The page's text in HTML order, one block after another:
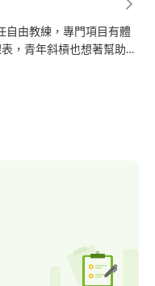
自由教練，專門項目有體
，青年斜槓也想著幫助更
成長?